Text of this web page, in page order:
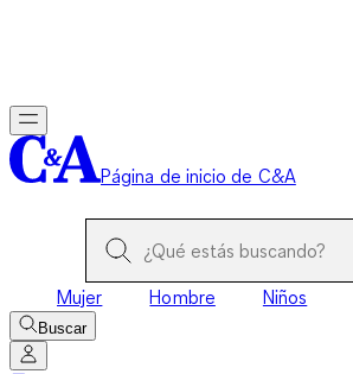
Página de inicio de C&A
Mujer Hombre Niños
Buscar